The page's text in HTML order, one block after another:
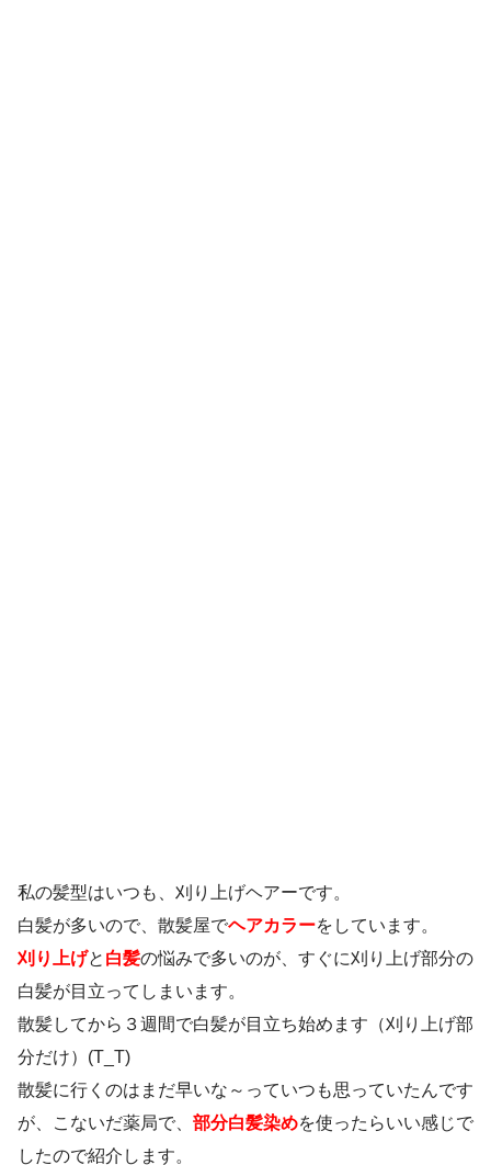
私の髪型はいつも、刈り上げヘアーです。
白髪が多いので、散髪屋でヘアカラーをしています。
刈り上げと 白髪の悩みで多いのが、すぐに刈り上げ部分の
白髪が目立ってしまいます。
散髪してから３週間で白髪が目立ち始めます（刈り上げ部
分だけ）(T_T)
散髪に行くのはまだ早いな～っていつも思っていたんです
が、こないだ薬局で、 部分白髪染めを使ったらいい感じで
したので紹介します。